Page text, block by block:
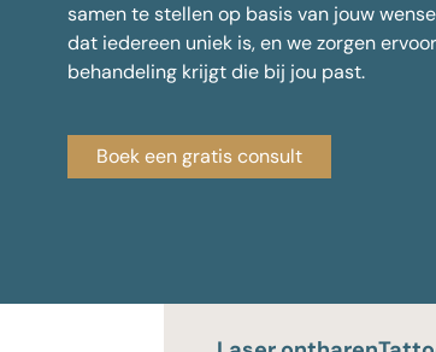
samen te stellen op basis van jouw
dat iedereen uniek is, en we zorgen
behandeling krijgt die bij jou past.
Boek een gratis consult